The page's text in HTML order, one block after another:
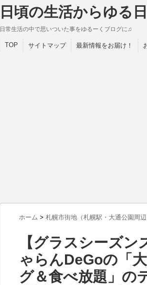
日頃の生活からゆる
日常生活の中で思いついた事をゆるーくブログに♫
TOP サイトマップ 最新情報をお届け！
ホーム > 札幌市街地（札幌駅・大通公園周
【グラスシーズン
ゃらんDeGoの「
グ＆食べ放題」の